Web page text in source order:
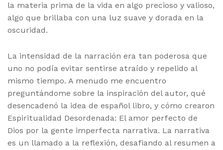
la materia prima de la vida en algo precioso y valioso,
algo que brillaba con una luz suave y dorada en la
oscuridad.
La intensidad de la narración era tan poderosa que
uno no podía evitar sentirse atraído y repelido al
mismo tiempo. A menudo me encuentro
preguntándome sobre la inspiración del autor, qué
desencadenó la idea de español libro, y cómo crearon
Espiritualidad Desordenada: El amor perfecto de
Dios por la gente imperfecta narrativa. La narrativa
es un llamado a la reflexión, desafiando al resumen a